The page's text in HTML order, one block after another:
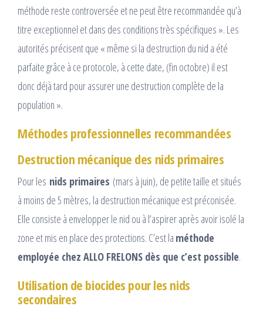
méthode reste controversée et ne peut être recommandée qu’à
titre exceptionnel et dans des conditions très spécifiques ». Les
autorités précisent que « même si la destruction du nid a été
parfaite grâce à ce protocole, à cette date, (fin octobre) il est
donc déjà tard pour assurer une destruction complète de la
population ».​
Méthodes professionnelles recommandées
Destruction mécanique des nids primaires
Pour les nids primaires (mars à juin), de petite taille et situés
à moins de 5 mètres, la destruction mécanique est préconisée.
Elle consiste à envelopper le nid ou à l’aspirer après avoir isolé la
zone et mis en place des protections.​ C’est la méthode
employée chez ALLO FRELONS dès que c’est possible.
Utilisation de biocides pour les nids
secondaires